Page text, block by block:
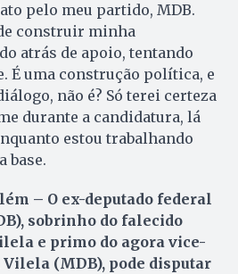
pelo meu partido, MDB.
construir minha
atrás de apoio, tentando
É uma construção política, e
não é? Só terei certeza
durante a candidatura, lá
estou trabalhando
base.
– O ex-deputado federal
sobrinho do falecido
e primo do agora vice-
(MDB), pode disputar